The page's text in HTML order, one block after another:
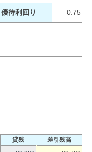
優待利回り 0.75
貸残 差引残高